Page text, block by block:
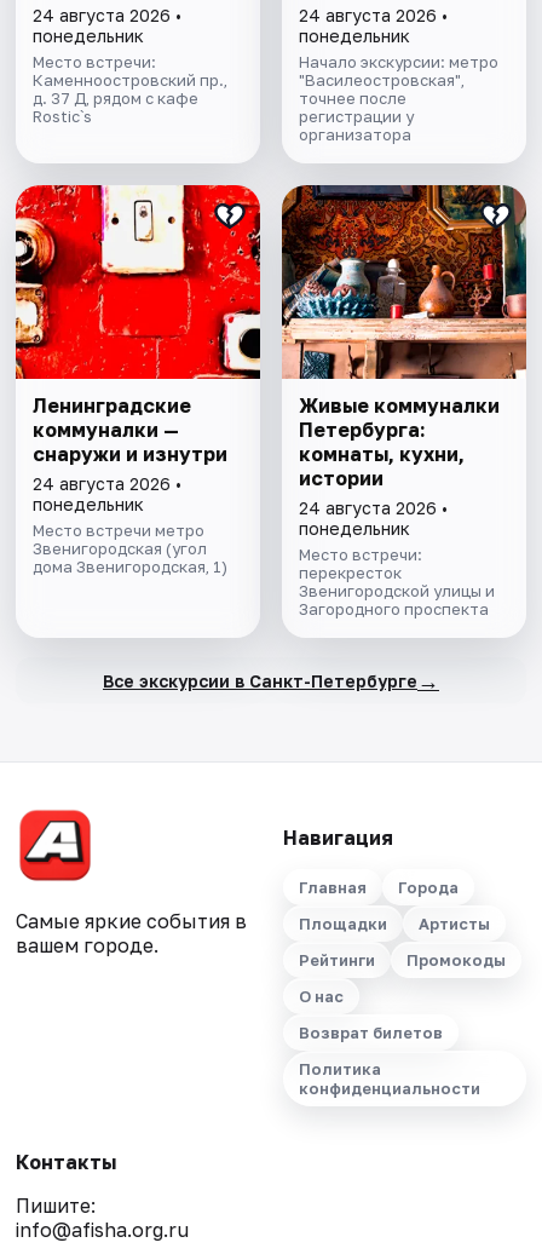
24 августа 2026 •
понедельник
Место встречи:
Каменноостровский пр.,
д. 37 Д, рядом с кафе
Rostic`s
24 августа 2026 •
понедельник
Начало экскурсии: метро
"Василеостровская",
точнее после
регистрации у
организатора
Ленинградские
коммуналки —
снаружи и изнутри
24 августа 2026 •
понедельник
Место встречи метро
Звенигородская (угол
дома Звенигородская, 1)
Живые коммуналки
Петербурга:
комнаты, кухни,
истории
24 августа 2026 •
понедельник
Место встречи:
перекресток
Звенигородской улицы и
Загородного проспекта
Все экскурсии в Санкт-Петербурге →
Самые яркие события в
вашем городе.
Навигация
Главная
Города
Площадки
Артисты
Рейтинги
Промокоды
О нас
Возврат билетов
Политика
конфиденциальности
Контакты
Пишите:
info@afisha.org.ru